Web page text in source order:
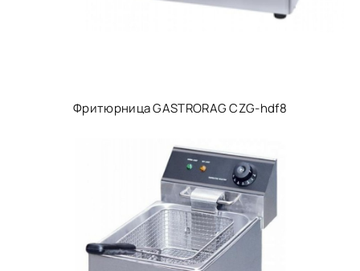
Фритюрница GASTRORAG CZG-hdf8